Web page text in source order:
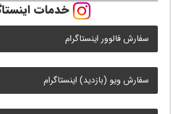
خدمات
سفارش فالوور اینستاگرام
سفارش ویو (بازدید) اینستاگرام